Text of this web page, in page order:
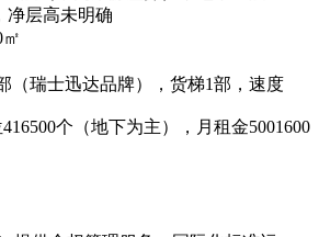
净层高未明确
（瑞士迅达品牌），货梯1部，速度
个（地下为主），月租金5001600